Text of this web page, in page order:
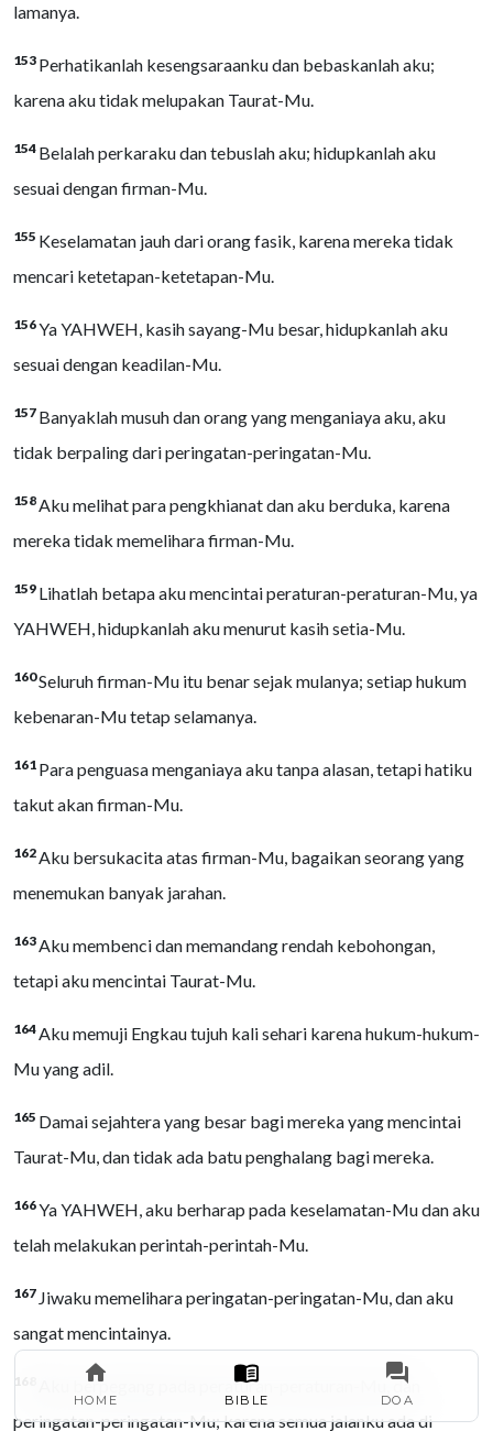
HOME BIBLE DOA
lamanya.
153 Perhatikanlah kesengsaraanku dan bebaskanlah aku;
karena aku tidak melupakan Taurat-Mu.
154 Belalah perkaraku dan tebuslah aku; hidupkanlah aku
sesuai dengan firman-Mu.
155 Keselamatan jauh dari orang fasik, karena mereka tidak
mencari ketetapan-ketetapan-Mu.
156Ya YAHWEH, kasih sayang-Mu besar, hidupkanlah aku
sesuai dengan keadilan-Mu.
157 Banyaklah musuh dan orang yang menganiaya aku, aku
tidak berpaling dari peringatan-peringatan-Mu.
158Aku melihat para pengkhianat dan aku berduka, karena
mereka tidak memelihara firman-Mu.
159 Lihatlah betapa aku mencintai peraturan-peraturan-Mu, ya
YAHWEH, hidupkanlah aku menurut kasih setia-Mu.
160Seluruh firman-Mu itu benar sejak mulanya; setiap hukum
kebenaran-Mu tetap selamanya.
161 Para penguasa menganiaya aku tanpa alasan, tetapi hatiku
takut akan firman-Mu.
162Aku bersukacita atas firman-Mu, bagaikan seorang yang
menemukan banyak jarahan.
163Aku membenci dan memandang rendah kebohongan,
tetapi aku mencintai Taurat-Mu.
164Aku memuji Engkau tujuh kali sehari karena hukum-hukum-
Mu yang adil.
165 Damai sejahtera yang besar bagi mereka yang mencintai
Taurat-Mu, dan tidak ada batu penghalang bagi mereka.
166Ya YAHWEH, aku berharap pada keselamatan-Mu dan aku
telah melakukan perintah-perintah-Mu.
167 Jiwaku memelihara peringatan-peringatan-Mu, dan aku
sangat mencintainya.
168
Aku berpegang pada peraturan-peraturan-Mu, dan
peringatan-peringatan-Mu; karena semua jalanku ada di